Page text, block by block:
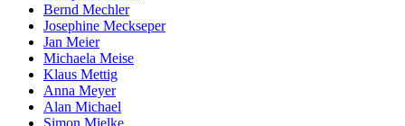
Bernd Mechler
Josephine Meckseper
Jan Meier
Michaela Meise
Klaus Mettig
Anna Meyer
Alan Michael